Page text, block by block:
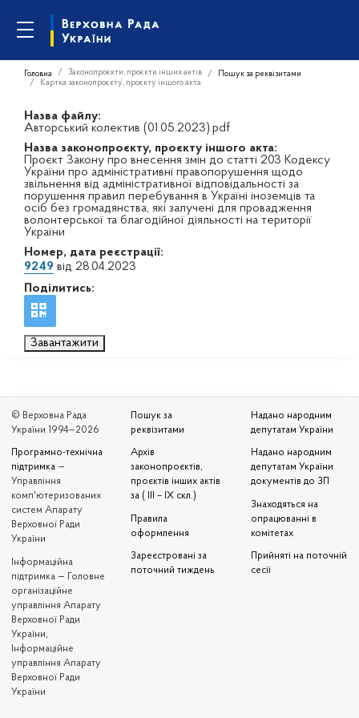
Головна Законопроєкти, проєкти інших актів
Пошук за реквізитами
Картка законопроєкту, проєкту іншого акта
Назва файлу:
Авторський колектив (01.05.2023).pdf
Назва законопроєкту, проєкту іншого акта:
Проєкт Закону про внесення змін до статті 203 Кодексу
України про адміністративні правопорушення щодо
звільнення від адміністративної відповідальності за
порушення правил перебування в Україні іноземців та
осіб без громадянства, які залучені для провадження
волонтерської та благодійної діяльності на території
України
Номер, дата реєстрації:
9249 від 28.04.2023
Поділитись:
Завантажити
© Верховна Рада
України 1994—2026
Програмно-технічна
підтримка —
Управління
комп'ютеризованих
систем Апарату
Верховної Ради
України
Iнформаційна
підтримка — Головне
організаційне
управління Апарату
Верховної Ради
України,
Інформаційне
управління Апарату
Верховної Ради
України
Пошук за
реквізитами
Архів
законопроєктів,
проєктів інших актів
за ( III – IX скл.)
Правила
оформлення
Зареєстровані за
поточний тиждень
Надано народним
депутатам України
Надано народним
депутатам України
документів до ЗП
Знаходяться на
опрацюванні в
комітетах
Прийняті на поточній
сесії